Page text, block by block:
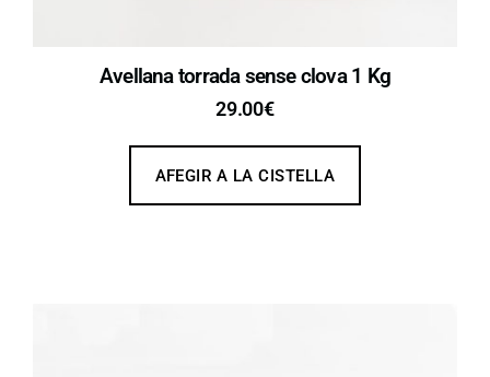
Avellana torrada sense clova 1 Kg
29.00€
AFEGIR A LA CISTELLA